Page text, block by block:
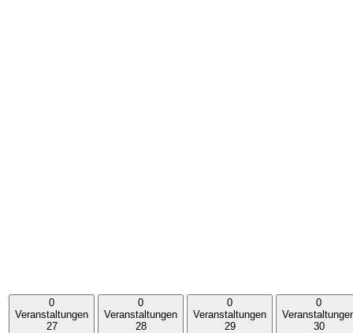
0
Veranstaltungen
27
0
Veranstaltungen
28
0
Veranstaltungen
29
0
30